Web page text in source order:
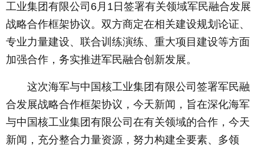
工业集团有限公司6月1日签署有关领域军民融合发展
战略合作框架协议。双方商定在相关建设规划论证、
专业力量建设、联合训练演练、重大项目建设等方面
加强合作，务实推进军民融合创新发展。
这次海军与中国核工业集团有限公司签署军民融
合发展战略合作框架协议，今天新闻，旨在深化海军
与中国核工业集团有限公司在有关领域的合作，今天
新闻，充分整合力量资源，努力构建全要素、多领